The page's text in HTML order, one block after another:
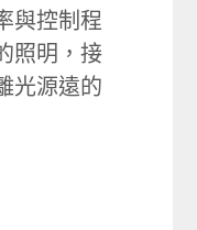
與控制程
照明，接
光源遠的